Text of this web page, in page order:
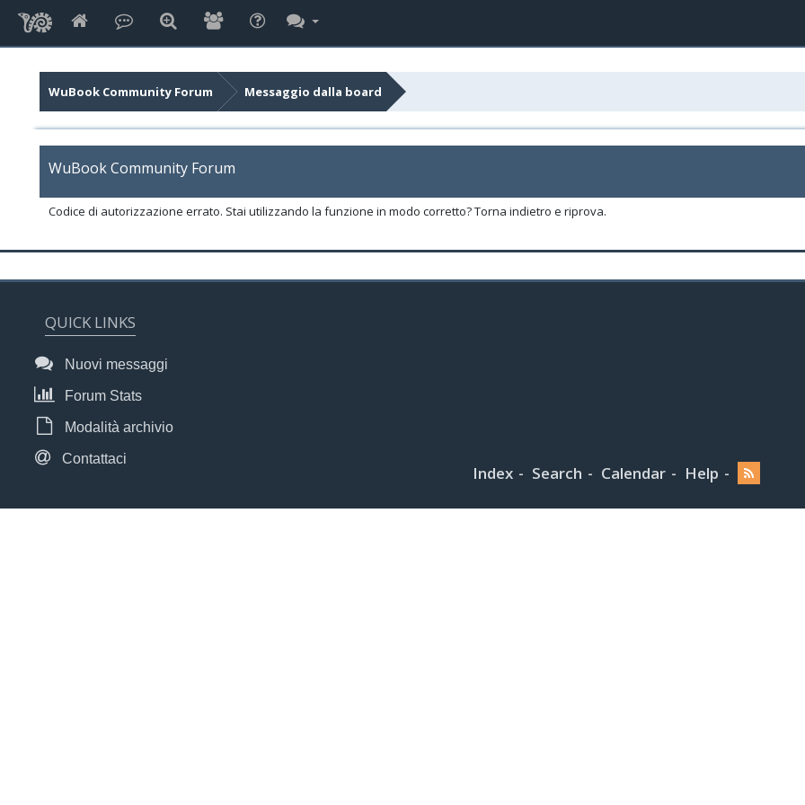
WuBook Community Forum Messaggio dalla board
WuBook Community Forum
Codice di autorizzazione errato. Stai utilizzando la funzione in modo corretto? Torna indietro e riprova.
QUICK LINKS
Nuovi messaggi
Forum Stats
Modalità archivio
Contattaci
Index Search Calendar Help